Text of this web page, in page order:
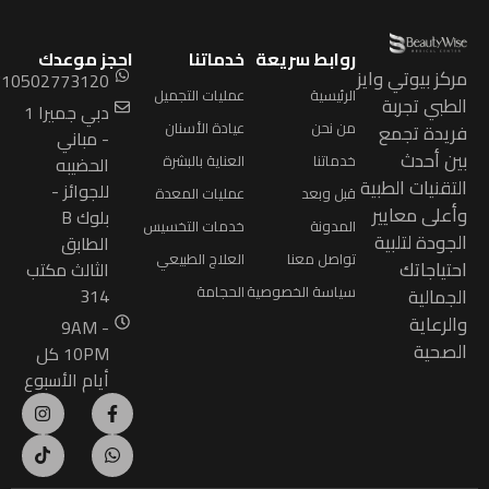
بيوتي وايز
تجربة
تجمع
أحدث
الطبية
معايير
لتلبية
روابط سريعة
الرئيسية
من نحن
خدماتنا
قبل وبعد
المدونة
تواصل معنا
سياسة الخصوصية
خدماتنا
عمليات التجميل
عيادة الأسنان
العناية بالبشرة
عمليات المعدة
خدمات التخسيس
العلاج الطبيعي
الحجامة
احجز موعدك
9710502773120+
دبي جميرا 1
- مباني
الحضيبه
للجوائز -
بلوك B
الطابق
الثالث مكتب
314
9AM -
10PM كل
أيام الأسبوع